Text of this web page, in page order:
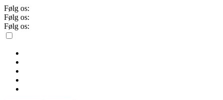
Følg os:
Følg os:
Følg os: